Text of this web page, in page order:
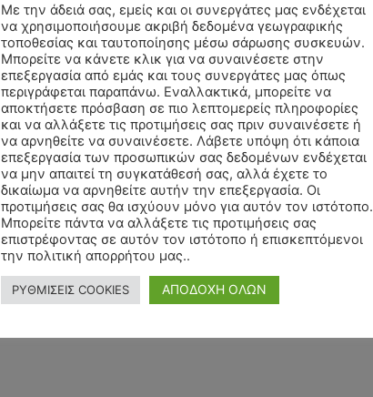
Με την άδειά σας, εμείς και οι συνεργάτες μας ενδέχεται
να χρησιμοποιήσουμε ακριβή δεδομένα γεωγραφικής
τοποθεσίας και ταυτοποίησης μέσω σάρωσης συσκευών.
Μπορείτε να κάνετε κλικ για να συναινέσετε στην
επεξεργασία από εμάς και τους συνεργάτες μας όπως
περιγράφεται παραπάνω. Εναλλακτικά, μπορείτε να
αποκτήσετε πρόσβαση σε πιο λεπτομερείς πληροφορίες
και να αλλάξετε τις προτιμήσεις σας πριν συναινέσετε ή
να αρνηθείτε να συναινέσετε. Λάβετε υπόψη ότι κάποια
επεξεργασία των προσωπικών σας δεδομένων ενδέχεται
να μην απαιτεί τη συγκατάθεσή σας, αλλά έχετε το
δικαίωμα να αρνηθείτε αυτήν την επεξεργασία. Οι
προτιμήσεις σας θα ισχύουν μόνο για αυτόν τον ιστότοπο.
Μπορείτε πάντα να αλλάξετε τις προτιμήσεις σας
επιστρέφοντας σε αυτόν τον ιστότοπο ή επισκεπτόμενοι
την πολιτική απορρήτου μας..
ΡΥΘΜΙΣΕΙΣ COOKIES ΑΠΟΔΟΧΗ ΟΛΩΝ